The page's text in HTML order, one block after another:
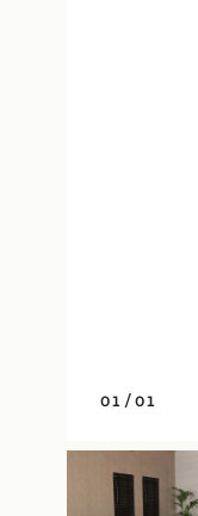
01 /01